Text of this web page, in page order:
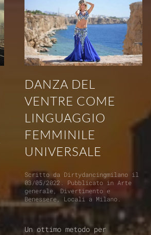
DANZA DEL
VENTRE COME
LINGUAGGIO
FEMMINILE
UNIVERSALE
Scritto da Dirtydancingmilano il
03/05/2022 . Pubblicato in Arte
generale , Divertimento e
Benessere, Locali a Milano.
Un ottimo metodo per